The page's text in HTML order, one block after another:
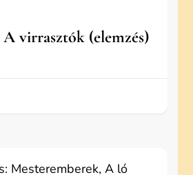
A virrasztók (elemzés)